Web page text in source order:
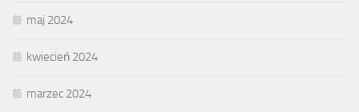
maj 2024
kwiecień 2024
marzec 2024